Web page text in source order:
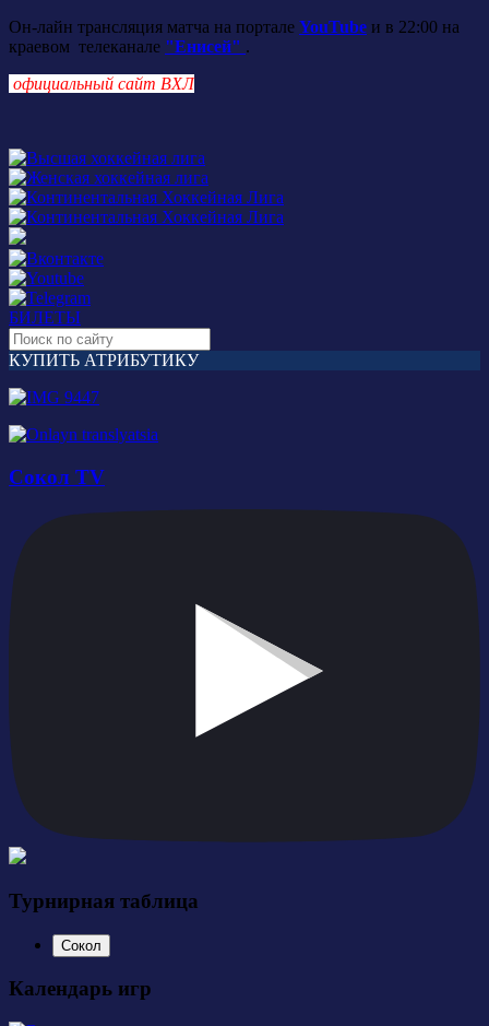
Он-лайн трансляция матча на портале YouTube и в 22:00 на
краевом телеканале "Енисей" .
официальный сайт ВХЛ
БИЛЕТЫ
КУПИТЬ АТРИБУТИКУ
Сокол TV
Турнирная таблица
Сокол
Календарь игр